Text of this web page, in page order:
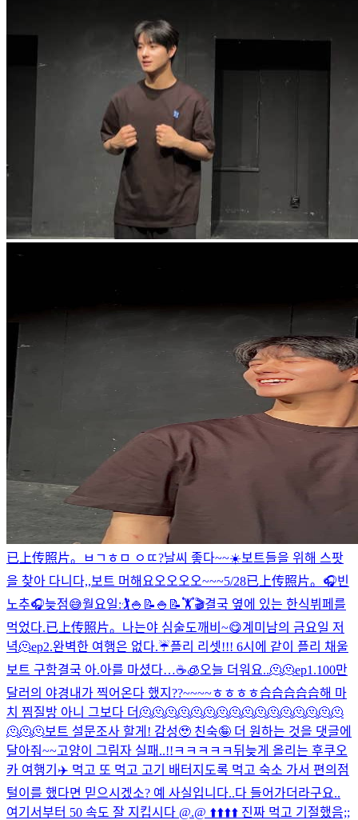
已上传照片。 ㅂㄱㅎㅁ ㅇㄸ?날씨 좋다~~☀️보트들을 위해 스팟
을 찾아 다니다,,보트 머해요오오오오~~~5/28已上传照片。 🎧빈
노추🎧늦점😅월요일:🏌️🍚📝🍚📝🏋️🎬결국 옆에 있는 한식뷔페를
먹었다.已上传照片。 나는야 심술도깨비~😋계미남의 금요일 저
녁🫠ep2.완벽한 여행은 없다.☔️플리 리셋!!! 6시에 같이 플리 채울
보트 구함결국 아.아를 마셨다…☕️🧊오늘 더워요..🫠🫠ep1.100만
달러의 야경내가 찍어온다 했지??~~~~ㅎㅎㅎㅎ습습습습습해 마
치 찜질방 아니 그보다 더🫠🫠🫠🫠🫠🫠🫠🫠🫠🫠🫠🫠🫠🫠🫠🫠
🫠🫠🫠보트 설문조사 할게! 감성🥹 친숙🤪 더 원하는 것을 댓글에
달아줘~~고양이 그림자 실패..!!ㅋㅋㅋㅋㅋ뒤늦게 올리는 후쿠오
카 여행기✈️ 먹고 또 먹고 고기 배터지도록 먹고 숙소 가서 편의점
털이를 했다면 믿으시겠소? 예 사실입니다..다 들어가더라구요..
여기서부터 50 속도 잘 지킵시다 @.@ ⬆️⬆️⬆️⬆️ 진짜 먹고 기절했음;;